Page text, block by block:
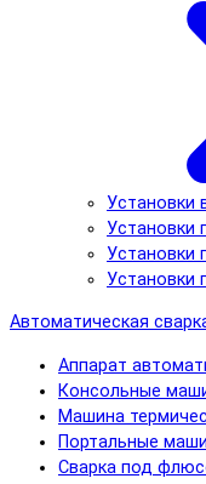
Установки
Установки
Установки
Установки
Автоматическая
Аппарат
Консольные
Машина
Портальные
Сварка под